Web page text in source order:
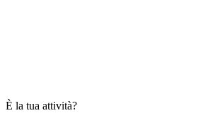
È la tua attività?